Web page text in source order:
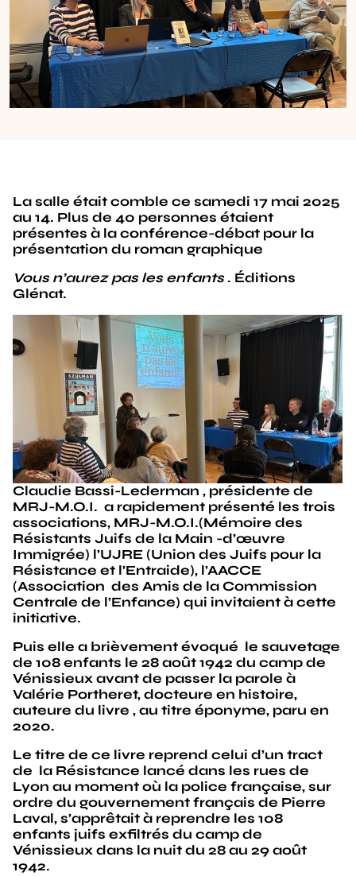
La salle était comble ce samedi 17 mai 2025
au 14. Plus de 40 personnes étaient
présentes à la conférence-débat pour la
présentation du roman graphique
Vous n’aurez pas les enfants. Éditions
Glénat.
Claudie Bassi-Lederman , présidente de
MRJ-M.O.I. a rapidement présenté les trois
associations, MRJ-M.O.I.(Mémoire des
Résistants Juifs de la Main -d’œuvre
Immigrée) l’UJRE (Union des Juifs pour la
Résistance et l’Entraide), l’AACCE
(Association des Amis de la Commission
Centrale de l’Enfance) qui invitaient à cette
initiative.
Puis elle a brièvement évoqué le sauvetage
de 108 enfants le 28 août 1942 du camp de
Vénissieux avant de passer la parole à
Valérie Portheret, docteure en histoire,
auteure du livre , au titre éponyme, paru en
2020.
Le titre de ce livre reprend celui d’un tract
de la Résistance lancé dans les rues de
Lyon au moment où la police française, sur
ordre du gouvernement français de Pierre
Laval, s’apprêtait à reprendre les 108
enfants juifs exfiltrés du camp de
Vénissieux dans la nuit du 28 au 29 août
1942.